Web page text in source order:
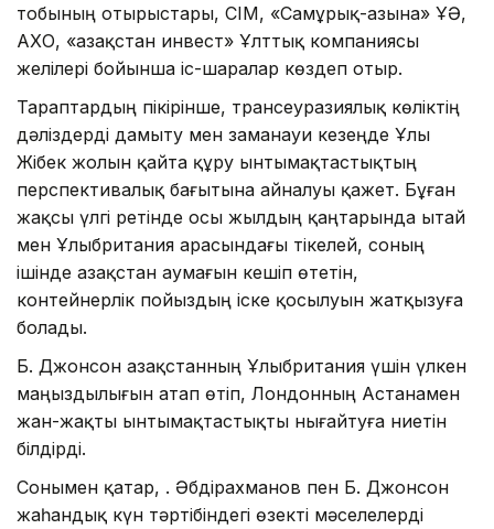
тобының отырыстары, СІМ, «Самұрық-Қазына» ҰӘҚ,
АХҚО, «Қазақстан инвест» Ұлттық компаниясы
желілері бойынша іс-шаралар көздеп отыр.
Тараптардың пікірінше, трансеуразиялық көліктің
дәліздерді дамыту мен заманауи кезеңде Ұлы
Жібек жолын қайта құру ынтымақтастықтың
перспективалық бағытына айналуы қажет. Бұған
жақсы үлгі ретінде осы жылдың қаңтарында Қытай
мен Ұлыбритания арасындағы тікелей, соның
ішінде Қазақстан аумағын кешіп өтетін,
контейнерлік пойыздың іске қосылуын жатқызуға
болады.
Б. Джонсон Қазақстанның Ұлыбритания үшін үлкен
маңыздылығын атап өтіп, Лондонның Астанамен
жан-жақты ынтымақтастықты нығайтуға ниетін
білдірді.
Сонымен қатар, Қ. Әбдірахманов пен Б. Джонсон
жаһандық күн тәртібіндегі өзекті мәселелерді